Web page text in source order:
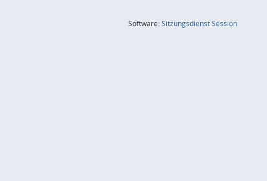
Software:SitzungsdienstSession(Wird in